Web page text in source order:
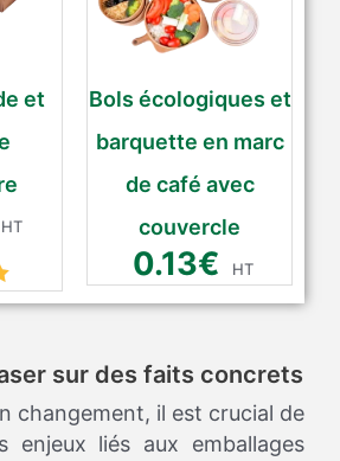
et
HT
Bols écologiques et
barquette en marc
de café avec
couvercle
0.13€ HT
sur des faits concrets
changement, il est crucial de
enjeux liés aux emballages